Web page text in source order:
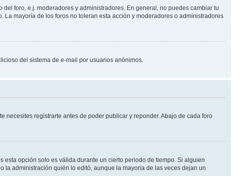
foro, e.j. moderadores y administradores. En general, no puedes cambiar tu
mayoría de los foros no toleran esta acción y moderadores o administradores
del sistema de e-mail por usuarios anónimos.
registrarte antes de poder publicar y reponder. Abajo de cada foro
esta opción solo es válida durante un cierto periodo de tiempo. Si alguien
la administración quién lo editó, aunque la mayoria de las veces dejan un